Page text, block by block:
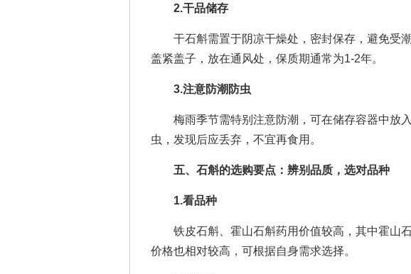
2.干品储存
干石斛需置于阴凉干燥处，密封保存，避免受潮
盖紧盖子，放在通风处，保质期通常为1-2年。
3.注意防潮防虫
梅雨季节需特别注意防潮，可在储存容器中放
虫，发现后应丢弃，不宜再食用。
五、石斛的选购要点：辨别品质，选对品种
1.看品种
铁皮石斛、霍山石斛药用价值较高，其中霍山石
价格也相对较高，可根据自身需求选择。